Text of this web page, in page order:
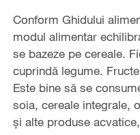
Conform Ghidului
modul alimentar
se bazeze pe cereale.
cuprindă legume.
Este bine să se
soia, cereale integrale,
și alte produse